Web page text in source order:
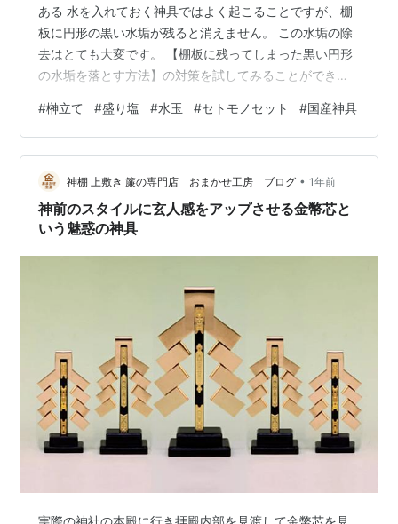
ある 水を入れておく神具ではよく起こることですが、棚
板に円形の黒い水垢が残ると消えません。 この水垢の除
去はとても大変です。 【棚板に残ってしまった黒い円形
の水垢を落とす方法】の対策を試してみることができま
で、榊立ての水垢対策として先に使ってもいいでしょ
う。また、この榊立て用の受け皿は「簡易的な桧製の正
方形盛り塩皿」としても使えます。尚、これとは別に
「本格的な桧製の八角形盛り塩皿」もありますので、併
せて紹介をしておきます。 この正方形の桧製の受け皿
は、おまかせ工房の国産榊立てに完全対応していて、…
#榊立て #盛り塩 #水玉 #セトモノセット #国産神具
神棚 上敷き 簾の専門店 おまかせ工房 ブログ • 1年前
神前のスタイルに玄人感をアップさせる金幣芯と
いう魅惑の神具